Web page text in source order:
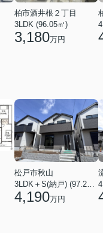
柏市酒井根２丁目
3LDK (96.05㎡)
3,180万円
松戸市秋山
4,190万円